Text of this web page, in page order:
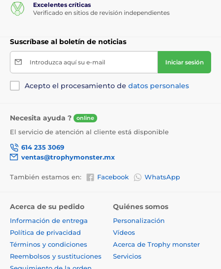
Excelentes críticas
Verificado en sitios de revisión independientes
Suscríbase al boletín de noticias
Introduzca aquí su e-mail Iniciar sesión
Acepto el procesamiento de datos personales
Necesita ayuda ? online
El servicio de atención al cliente está disponible
614 235 3069
ventas@trophymonster.mx
También estamos en: Facebook WhatsApp
Acerca de su pedido
Información de entrega
Política de privacidad
Términos y condiciones
Reembolsos y sustituciones
Quiénes somos
Personalización
Vídeos
Acerca de Trophy monster
Servicios